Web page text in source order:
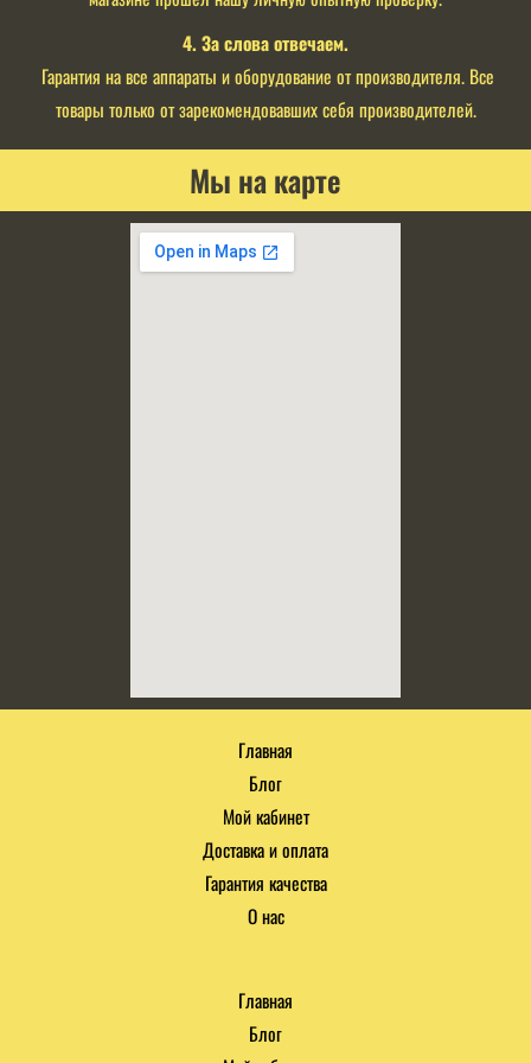
4. За слова отвечаем.
Гарантия на все аппараты и оборудование от производителя. Все
товары только от зарекомендовавших себя производителей.
Мы на карте
Главная
Блог
Мой кабинет
Доставка и оплата
Гарантия качества
О нас
Главная
Блог